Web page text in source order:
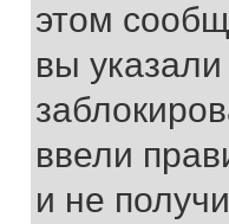
этом
вы
ввели
и не